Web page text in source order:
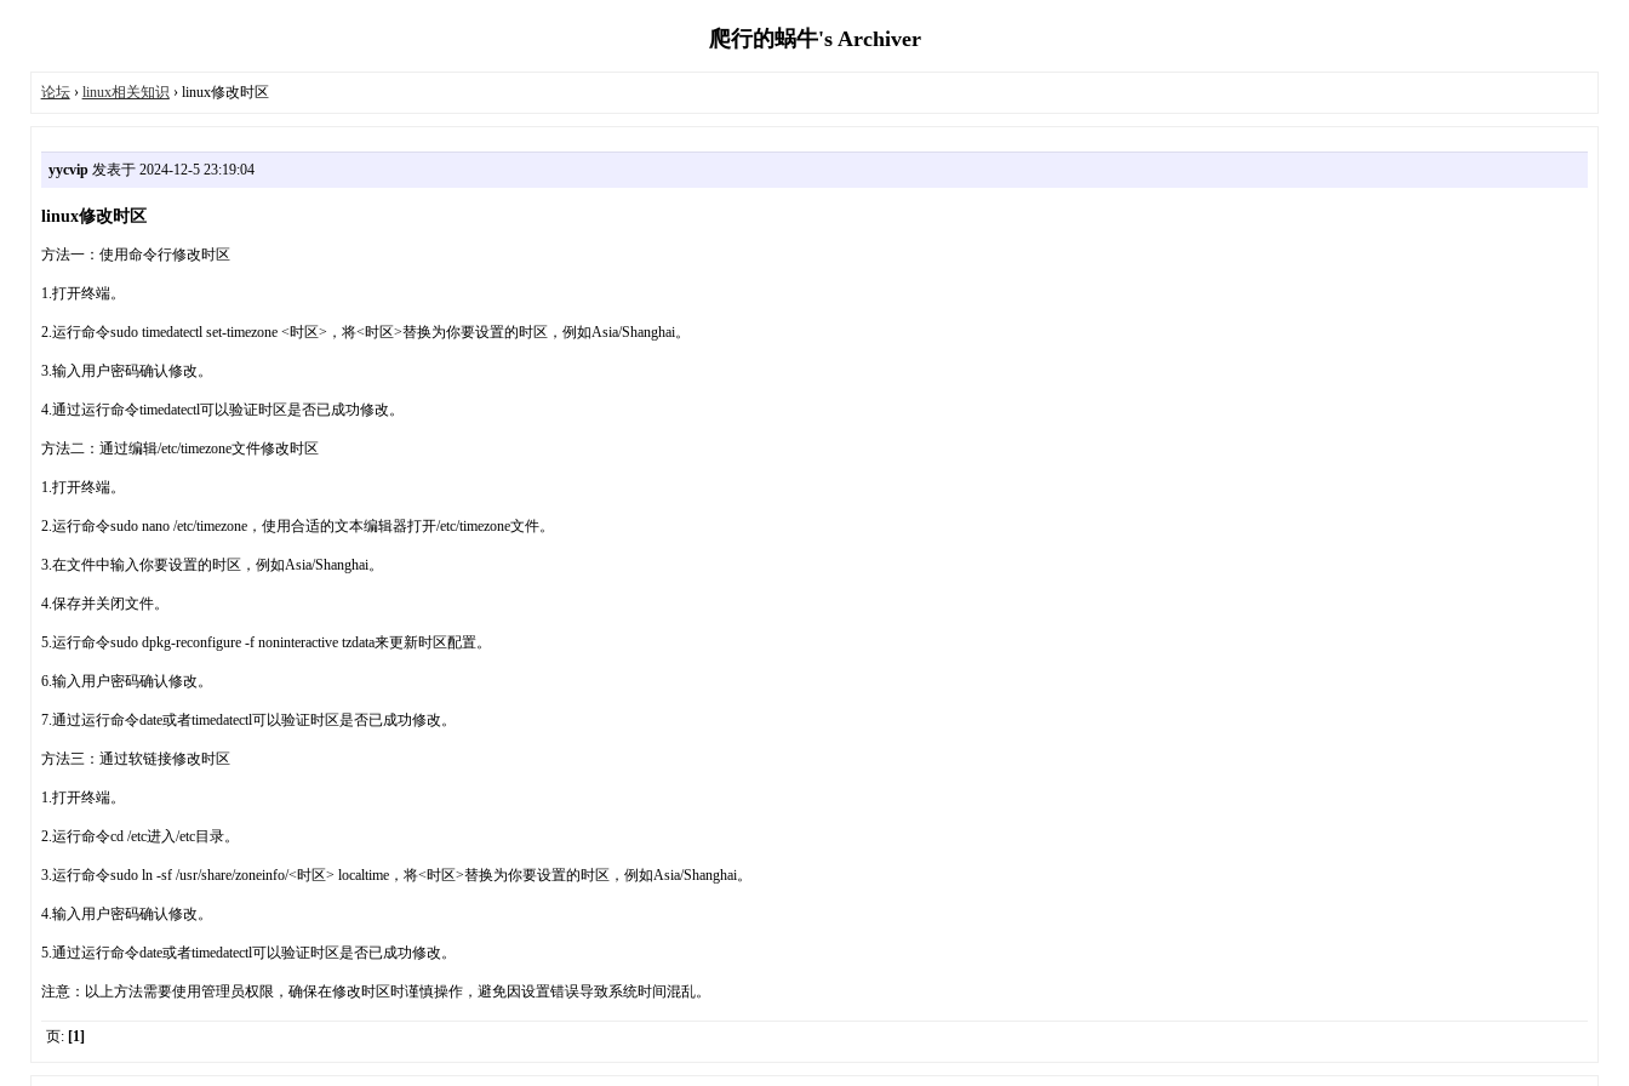
爬行的蜗牛's Archiver
论坛› linux相关知识 › linux修改时区
yycvip发表于 2024-12-5 23:19:04
linux修改时区
方法一：使用命令行修改时区
1.打开终端。
2.运行命令sudo timedatectl set-timezone <时区>，将<时区>替换为你要设置的时区，例如Asia/Shanghai。
3.输入用户密码确认修改。
4.通过运行命令timedatectl可以验证时区是否已成功修改。
方法二：通过编辑/etc/timezone文件修改时区
1.打开终端。
2.运行命令sudo nano /etc/timezone，使用合适的文本编辑器打开/etc/timezone文件。
3.在文件中输入你要设置的时区，例如Asia/Shanghai。
4.保存并关闭文件。
5.运行命令sudo dpkg-reconfigure -f noninteractive tzdata来更新时区配置。
6.输入用户密码确认修改。
7.通过运行命令date或者timedatectl可以验证时区是否已成功修改。
方法三：通过软链接修改时区
1.打开终端。
2.运行命令cd /etc进入/etc目录。
3.运行命令sudo ln -sf /usr/share/zoneinfo/<时区> localtime，将<时区>替换为你要设置的时区，例如Asia/Shanghai。
4.输入用户密码确认修改。
5.通过运行命令date或者timedatectl可以验证时区是否已成功修改。
注意：以上方法需要使用管理员权限，确保在修改时区时谨慎操作，避免因设置错误导致系统时间混乱。
页: [1]